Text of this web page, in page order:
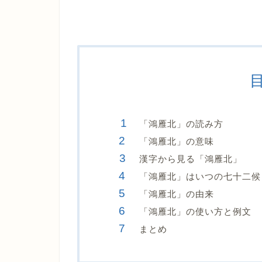
「鴻雁北」の読み方
「鴻雁北」の意味
漢字から見る「鴻雁北」
「鴻雁北」はいつの七十二候
「鴻雁北」の由来
「鴻雁北」の使い方と例文
まとめ